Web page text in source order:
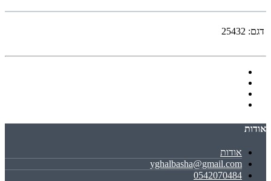
דגם: 25432
אודות
אודות
yghalbasha@gmail.com
0542070484